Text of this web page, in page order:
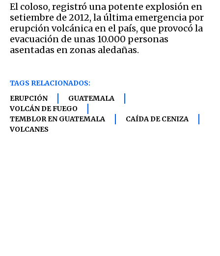
El coloso, registró una potente explosión en
setiembre de 2012, la última emergencia por
erupción volcánica en el país, que provocó la
evacuación de unas 10.000 personas
asentadas en zonas aledañas.
TAGS RELACIONADOS:
ERUPCIÓN
GUATEMALA
VOLCÁN DE FUEGO
TEMBLOR EN GUATEMALA
CAÍDA DE CENIZA
VOLCANES